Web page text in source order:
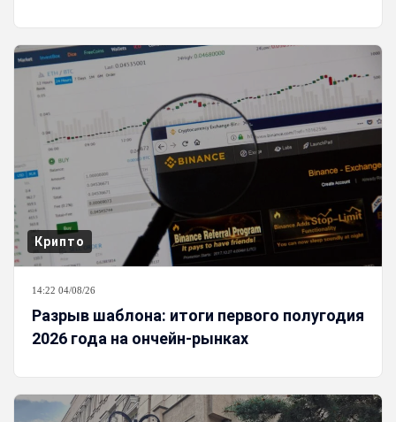
Крипто
14:22 04/08/26
Разрыв шаблона: итоги первого полугодия
2026 года на ончейн-рынках